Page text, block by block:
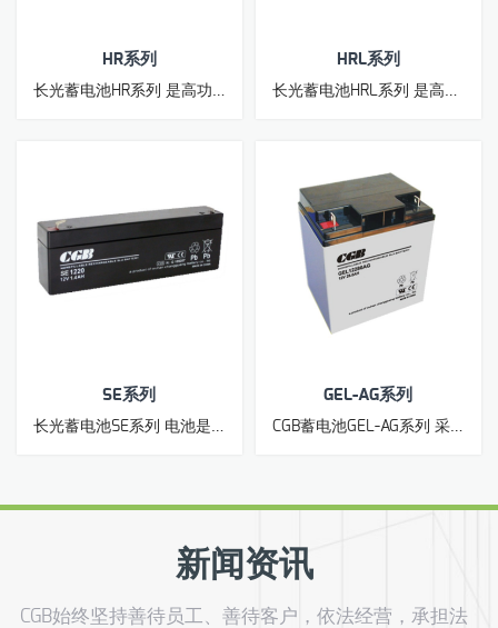
HR系列
长光蓄电池HR系列 是高功率型阀控式密封铅酸蓄电池。最适合于高倍率放电要求的UPS、EPS等紧急备用电源设备和不间断电源设备。
HRL系列
长光蓄电池HRL系列 是高功率型、高品质、高性能、长寿命阀控式密封铅酸蓄电池。最适合于高倍率放电要求的高精密度、高效能UPS、EPS等紧急备用电源设备和不间断电源设备。
SE系列
长光蓄电池SE系列 电池是专门为安全消防应急系统设计的阀控式密封铅酸蓄电池。适用于安全消防应急系统。
GEL-AG系列
CGB蓄电池GEL-AG系列 采用进口材料的胶体阀控式密封铅酸蓄电池。适合于高精密度、高效能UPS、EPS等紧急备用电源设备和不间断电源设备以及电力、太阳能、风能系统。
新闻资讯
CGB始终坚持善待员工、善待客户，依法经营，承担法